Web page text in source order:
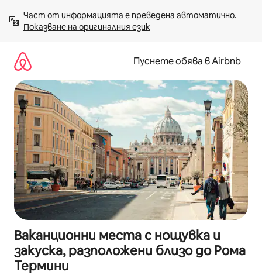
към
съдържанието
Показване на оригиналния език
Пуснете обява в Airbnb
Ваканционни места с нощувка и
закуска, разположени близо до Рома
Термини